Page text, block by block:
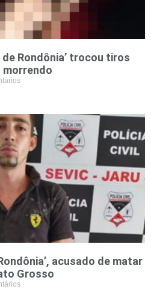
de Rondônia’ trocou tiros
morrendo
acusado de matar
Grosso